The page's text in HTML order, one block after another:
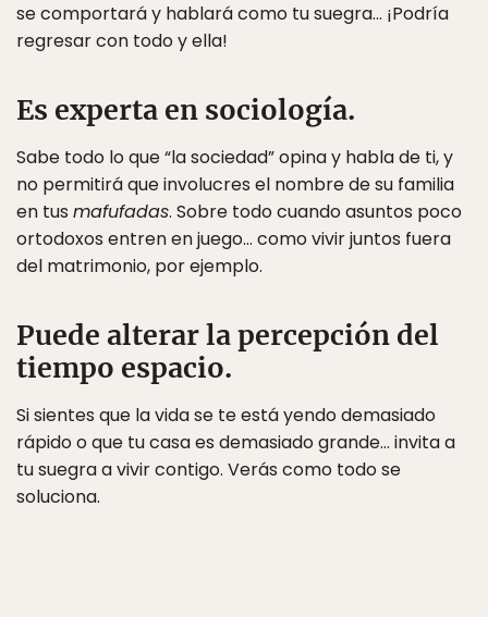
se comportará y hablará como tu suegra… ¡Podría
regresar con todo y ella!
Es experta en sociología.
Sabe todo lo que “la sociedad” opina y habla de ti, y
no permitirá que involucres el nombre de su familia
en tus mafufadas. Sobre todo cuando asuntos poco
ortodoxos entren en juego… como vivir juntos fuera
del matrimonio, por ejemplo.
Puede alterar la percepción del
tiempo espacio.
Si sientes que la vida se te está yendo demasiado
rápido o que tu casa es demasiado grande… invita a
tu suegra a vivir contigo. Verás como todo se
soluciona.